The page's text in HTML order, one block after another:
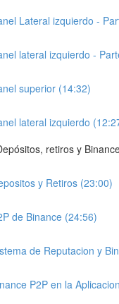
Lateral izquierdo -
lateral izquierdo -
superior (14:32)
lateral izquierdo
retiros y
y Retiros (23:00)
de Binance (24:56)
de Reputacion y
P2P en la